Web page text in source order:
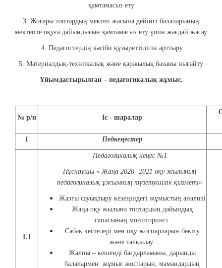
қамтамасыз ету
3. Жоғары топтардың мектеп жасына дейінгі балаларының
мектепте оқуға дайындығын қамтамасыз ету үшін жағдай жасау
4. Педагогтердің кәсіби құзыреттілігін арттыру
5. Материалдық-техникалық және қаржылық базаны нығайту
Ұйымдастырылған – педагогикалық жұмыс.
№ р/н Іс - шаралар
1 Педкеңестер
1.1
Педагогикалық кеңес №1
Нұсқаушы « Жаңа 2020- 2021 оқу жылының
педагогикалық ұжымның түзетушілік қызметі»
Жазғы сауықтыру кезеңіндегі жұмыстың анализі
Жаңа оқу жылына топтардың дайындық
сапасының мониторингі.
Сабақ кестелері мен оқу жоспарларын бекіту
және талқылау.
Жалпы – кешенді бағдарламаны, дарынды
балалармен жұмыс жоспарын, мамандардың